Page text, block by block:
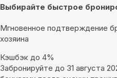
Выбирайте быстрое
Мгновенное подтверждение
хозяина
Кэшбэк до 4%
Забронируйте до 31 августа